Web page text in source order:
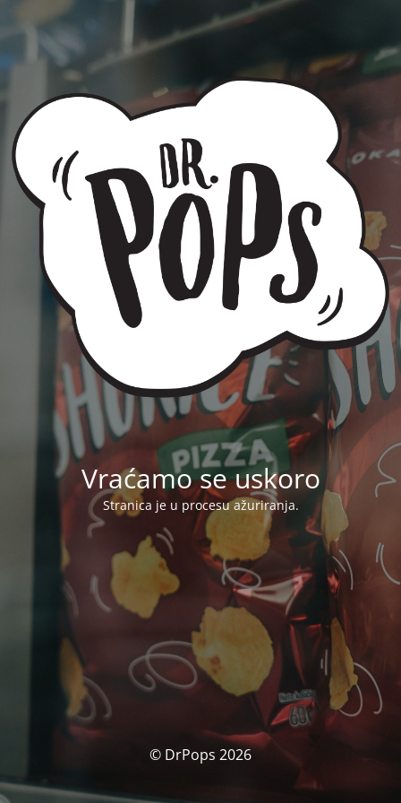
Vraćamo se uskoro
Stranica je u procesu ažuriranja.
© DrPops 2026